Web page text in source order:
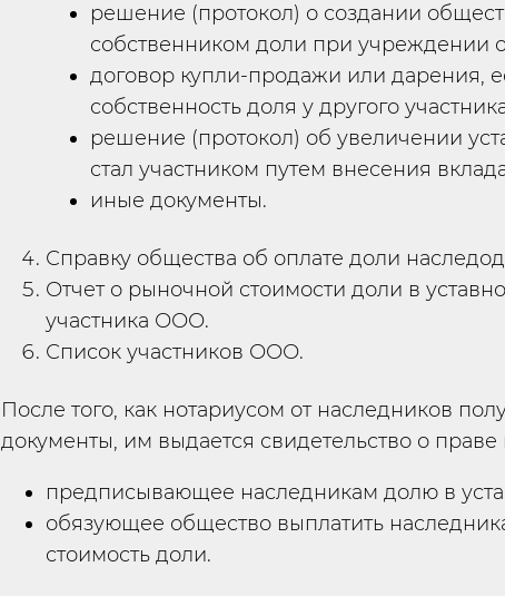
решение (протокол) о создании
собственником доли при учреждении
договор купли-продажи или дарения,
собственность доля у другого
решение (протокол) об увеличении
стал участником путем внесения
иные документы.
Справку общества об оплате доли
Отчет о рыночной стоимости доли в
участника ООО.
Список участников ООО.
После того, как нотариусом от наследников
документы, им выдается свидетельство о праве
предписывающее наследникам долю в
обязующее общество выплатить
стоимость доли.